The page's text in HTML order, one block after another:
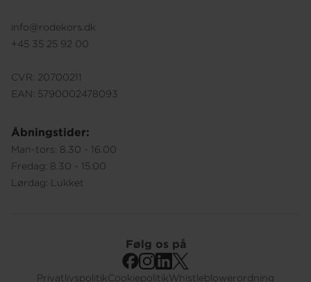
info@rodekors.dk
+45 35 25 92 00
CVR: 20700211
EAN: 5790002478093
Åbningstider:
Man-tors: 8.30 - 16.00
Fredag: 8.30 - 15.00
Lørdag: Lukket
PrivatlivspolitikCookiepolitikWhistleblowerordning
Følg os på